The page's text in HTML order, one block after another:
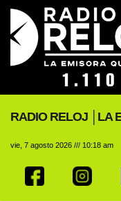
RADIO RELOJ │LA
vie, 7 agosto 2026 /// 10:18 am